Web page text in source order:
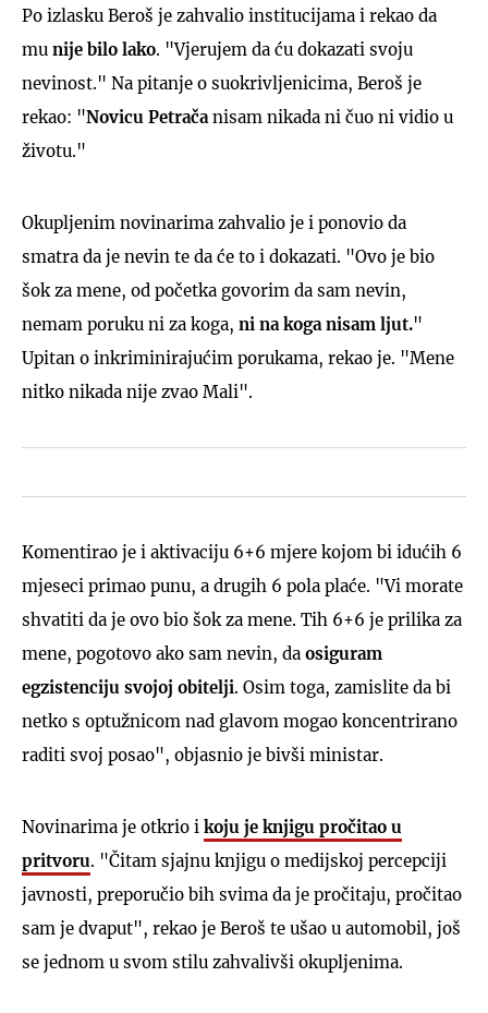
Po izlasku Beroš je zahvalio institucijama i rekao da
mu nije bilo lako. "Vjerujem da ću dokazati svoju
nevinost." Na pitanje o suokrivljenicima, Beroš je
rekao: "Novicu Petračanisam nikada ni čuo ni vidio u
životu."
Okupljenim novinarima zahvalio je i ponovio da
smatra da je nevin te da će to i dokazati. "Ovo je bio
šok za mene, od početka govorim da sam nevin,
nemam poruku ni za koga, ni na koga nisam ljut."
Upitan o inkriminirajućim porukama, rekao je. "Mene
nitko nikada nije zvao Mali".
Komentirao je i aktivaciju 6+6 mjere kojom bi idućih 6
mjeseci primao punu, a drugih 6 pola plaće. "Vi morate
shvatiti da je ovo bio šok za mene. Tih 6+6 je prilika za
mene, pogotovo ako sam nevin, da osiguram
egzistenciju svojoj obitelji. Osim toga, zamislite da bi
netko s optužnicom nad glavom mogao koncentrirano
raditi svoj posao", objasnio je bivši ministar.
Novinarima je otkrio i koju je knjigu pročitao u
pritvoru. "Čitam sjajnu knjigu o medijskoj percepciji
javnosti, preporučio bih svima da je pročitaju, pročitao
sam je dvaput", rekao je Beroš te ušao u automobil, još
se jednom u svom stilu zahvalivši okupljenima.